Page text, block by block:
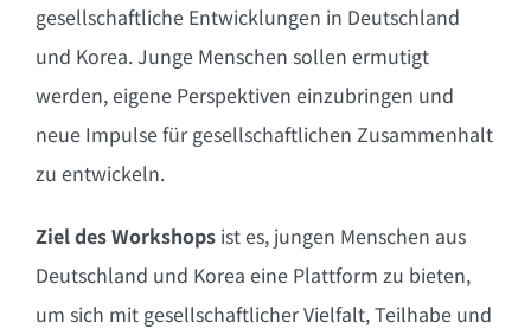
gesellschaftliche Entwicklungen in Deutschland
und Korea. Junge Menschen sollen ermutigt
werden, eigene Perspektiven einzubringen und
neue Impulse für gesellschaftlichen Zusammenhalt
zu entwickeln.
Ziel des Workshopsist es, jungen Menschen aus
Deutschland und Korea eine Plattform zu bieten,
um sich mit gesellschaftlicher Vielfalt, Teilhabe und